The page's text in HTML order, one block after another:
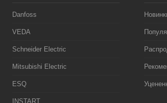
Danfoss
VEDA
Schneider Electric
Mitsubishi Electric
ESQ
INSTART